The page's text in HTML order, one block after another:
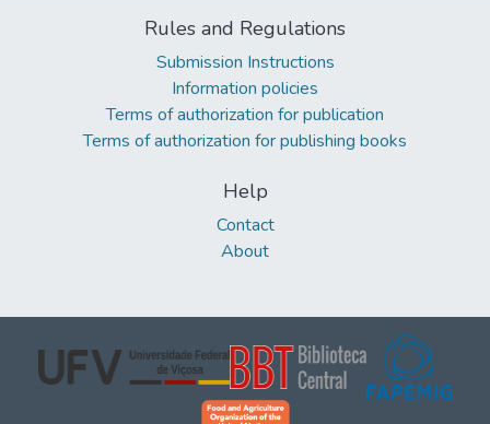
Rules and Regulations
Submission Instructions
Information policies
Terms of authorization for publication
Terms of authorization for publishing books
Help
Contact
About